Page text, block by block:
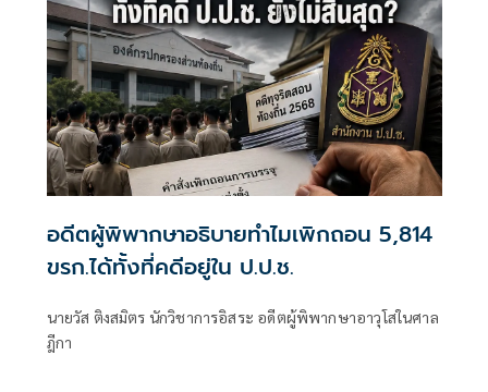
อดีตผู้พิพากษาอธิบายทำไมเพิกถอน 5,814
ขรก.ได้ทั้งที่คดีอยู่ใน ป.ป.ช.
นายวัส ติงสมิตร นักวิชาการอิสระ อดีตผู้พิพากษาอาวุโสในศาล
ฎีกา